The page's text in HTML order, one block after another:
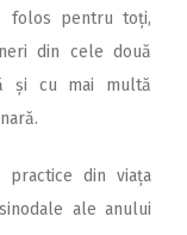
folos pentru toți,
din cele două
și cu mai multă
practice din viața
ale anului